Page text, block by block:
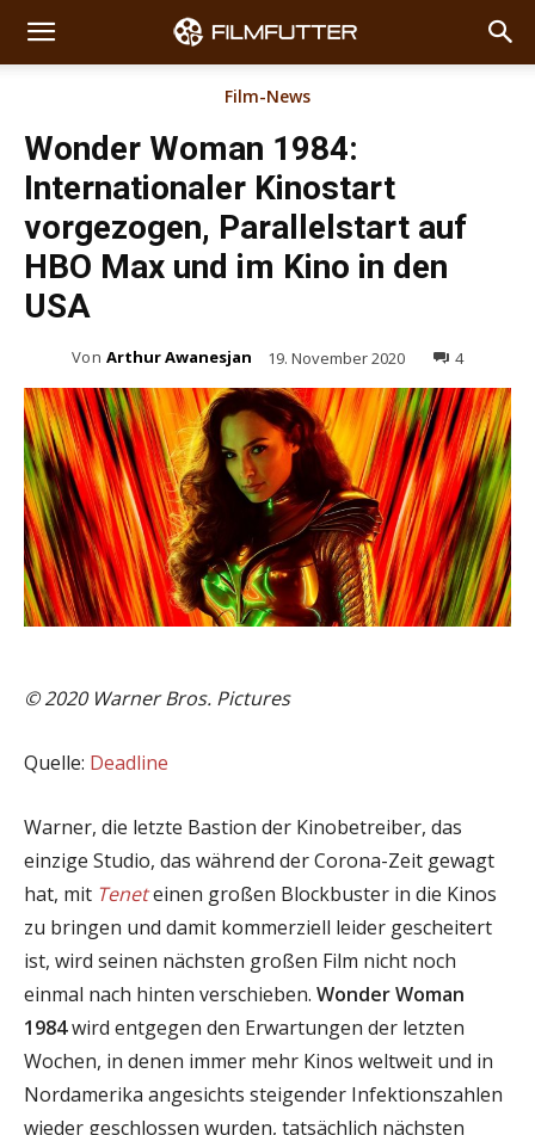
Film-News
Wonder Woman 1984:
Internationaler Kinostart
vorgezogen, Parallelstart auf
HBO Max und im Kino in den
USA
Von Arthur Awanesjan 19. November 2020 4
© 2020 Warner Bros. Pictures
Quelle: Deadline
Warner, die letzte Bastion der Kinobetreiber, das
einzige Studio, das während der Corona-Zeit gewagt
hat, mit Teneteinen großen Blockbuster in die Kinos
zu bringen und damit kommerziell leider gescheitert
ist, wird seinen nächsten großen Film nicht noch
einmal nach hinten verschieben. Wonder Woman
1984wird entgegen den Erwartungen der letzten
Wochen, in denen immer mehr Kinos weltweit und in
Nordamerika angesichts steigender Infektionszahlen
wieder geschlossen wurden, tatsächlich nächsten